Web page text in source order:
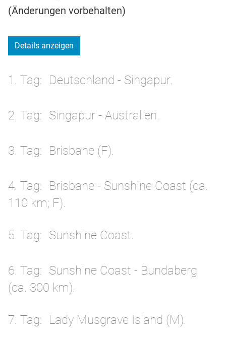
(Änderungen vorbehalten)
Details anzeigen
1. Tag Deutschland - Singapur.
2. Tag Singapur - Australien.
3. Tag Brisbane (F).
4. Tag
Brisbane - Sunshine Coast (ca.
110 km; F).
5. Tag Sunshine Coast.
6. Tag
Sunshine Coast - Bundaberg
(ca. 300 km).
7. Tag Lady Musgrave Island (M).